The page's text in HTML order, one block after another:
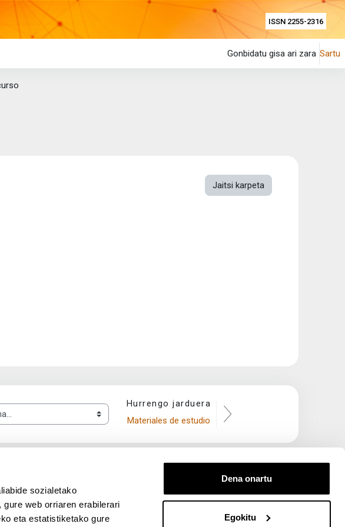
sozialetako
web orriaren erabilerari
eta estatistiketako gure
Dena onartu
Egokitu
ISSN 2255-2316
Gonbidatu gisa ari zara Sartu
Jaitsi karpeta
Hurrengo jarduera
Materiales de estudio
en Facebook (abre ventana nueva)
EHU en Twitter (abre ventana nueva)
UPV/EHU en LinkedIn (abre ventana nueva)
UPV/EHU en YouTube (abre ventana nueva)